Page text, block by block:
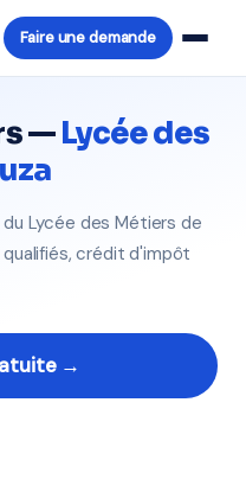
Faire une demande
—Lycée des
Lycée des Métiers de
qualifiés, crédit d'impôt
→